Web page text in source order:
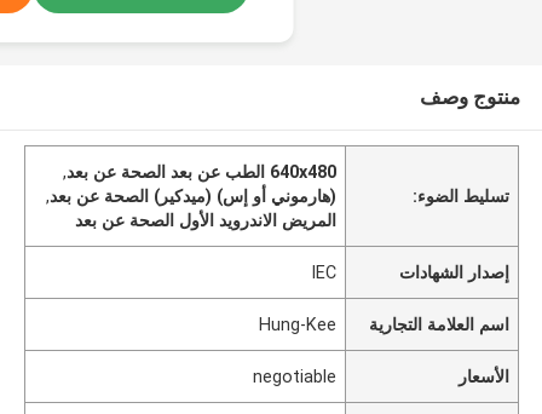
منتوج وصف
تسليط الضوء:
640x480 الطب عن بعد الصحة عن بعد
,
(هارموني أو إس) (ميدكير) الصحة عن بعد,
المريض الاندرويد الأول الصحة عن بعد
إصدار الشهادات IEC
اسم العلامة التجارية Hung-Kee
الأسعار negotiable